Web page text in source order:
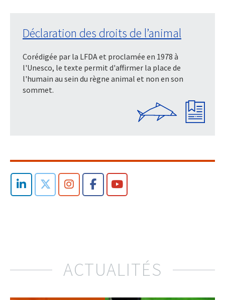
Déclaration des droits de l’animal
Corédigée par la LFDA et proclamée en 1978 à
l'Unesco, le texte permit d'affirmer la place de
l'humain au sein du règne animal et non en son
sommet.
ACTUALITÉS